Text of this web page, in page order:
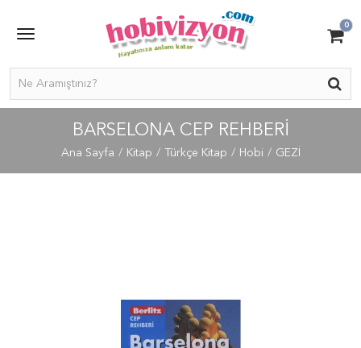
0
BARSELONA CEP REHBERI
Ana Sayfa Kitap Türkçe Kitap Hobi GEZİ